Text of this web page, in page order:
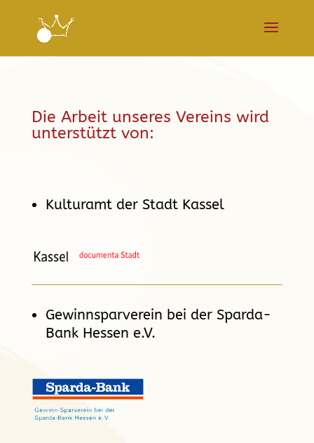
Die Arbeit unseres Vereins wird
unterstützt von:
Kulturamt der Stadt Kassel
Gewinnsparverein bei der Sparda-
Bank Hessen e.V.